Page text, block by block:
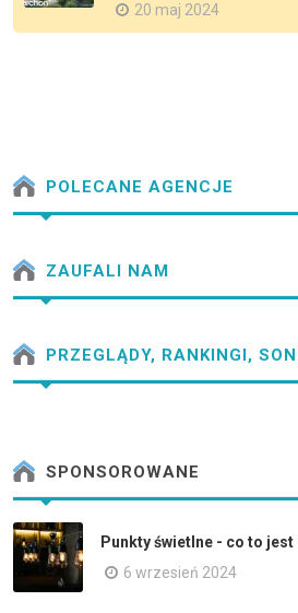
20 maj 2024
POLECANE AGENCJE
ZAUFALI NAM
PRZEGLĄDY, RANKINGI,
SPONSOROWANE
Punkty świetlne - co to
6 wrzesień 2024